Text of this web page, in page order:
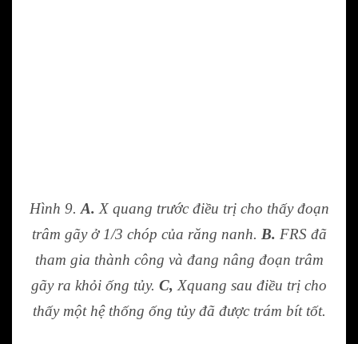
Hình 9. A. X quang trước điều trị cho thấy đoạn
trâm gãy ở 1/3 chóp của răng nanh. B. FRS đã
tham gia thành công và đang nâng đoạn trâm
gãy ra khỏi ống tủy. C, Xquang sau điều trị cho
thấy một hệ thống ống tủy đã được trám bít tốt.